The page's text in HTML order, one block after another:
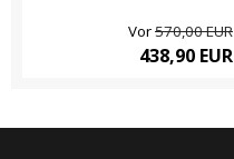
Vor570,00 EUR
438,90 EUR